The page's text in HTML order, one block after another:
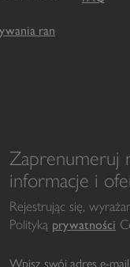
ran
Zaprenumeruj
informacje i
Rejestrując się,
Polityką prywatności
Wpisz swój adres e-